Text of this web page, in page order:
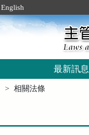
English
最新訊息
相關法條